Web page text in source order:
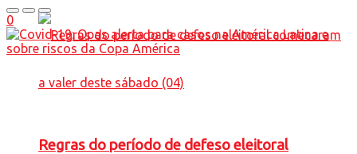
Regras do período de defeso eleitoral
0